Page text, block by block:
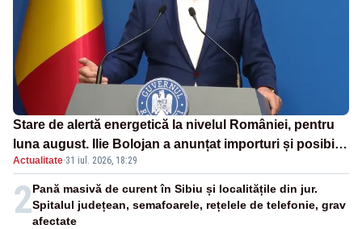
Stare de alertă energetică la nivelul României, pentru
luna august. Ilie Bolojan a anunțat importuri și posibile
restricții – VIDEO
Actualitate·31 iul. 2026, 18:29
2Pană masivă de curent în Sibiu și localitățile din jur.
Spitalul județean, semafoarele, rețelele de telefonie, grav
afectate